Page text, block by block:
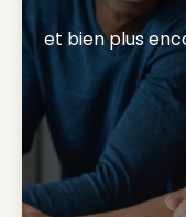
et bien plus